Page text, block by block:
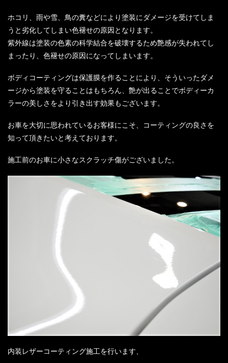
ホコリ、雨や雪、鳥の糞などにより塗装にダメージを受けてしま
うと劣化してしまい色褪せの原因となります。
紫外線は塗装の色素の科学結合を破壊するため艶感が失われてし
まったり、色褪せの原因になってしまいます。
ボディコーティングは保護膜を作ることにより、そういったダメ
ージから塗装を守ることはもちろん、艶が出ることでボディーカ
ラーの美しさをより引き出す効果もございます。
お車を大切に思われているお客様にこそ、コーティングの良さを
知って頂きたいと考えております。
施工前のお車に小さなスクラッチ傷がございました。
内装レザーコーティング施工を行います、